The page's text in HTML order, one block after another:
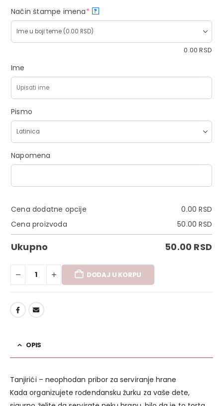
Način štampe imena* ?
0.00RSD
Ime
Pismo
Napomena
Cena dodatne opcije 0.00RSD
Cena proizvoda
50.00RSD
Ukupno 50.00 RSD
DODAJ U KORPU
OPIS
Tanjirići – neophodan pribor za serviranje hrane
Kada organizujete rođendansku žurku za vaše dete,